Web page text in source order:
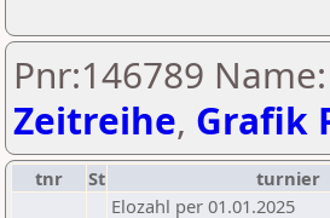
Pnr:146789
Zeitreihe, Grafik
tnr St turnier
Elozahl per 01.01.2025